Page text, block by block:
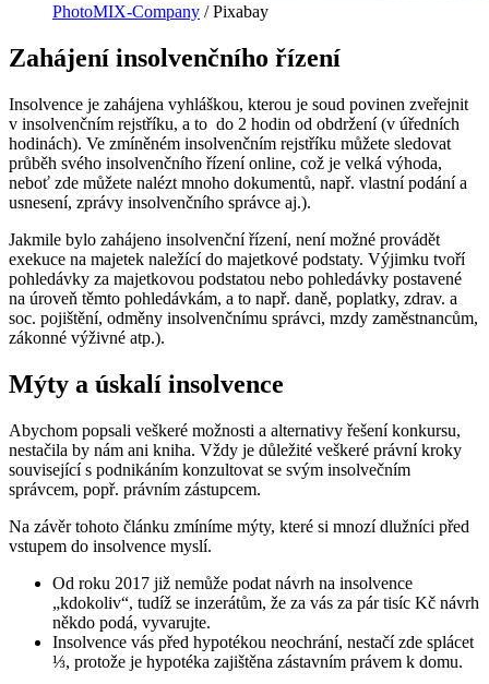
PhotoMIX-Company / Pixabay
Zahájení insolvenčního řízení
Insolvence je zahájena vyhláškou, kterou je soud povinen zveřejnit
v insolvenčním rejstříku, a to do 2 hodin od obdržení (v úředních
hodinách). Ve zmíněném insolvenčním rejstříku můžete sledovat
průběh svého insolvenčního řízení online, což je velká výhoda,
neboť zde můžete nalézt mnoho dokumentů, např. vlastní podání a
usnesení, zprávy insolvenčního správce aj.).
Jakmile bylo zahájeno insolvenční řízení, není možné provádět
exekuce na majetek naležící do majetkové podstaty. Výjimku tvoří
pohledávky za majetkovou podstatou nebo pohledávky postavené
na úroveň těmto pohledávkám, a to např. daně, poplatky, zdrav. a
soc. pojištění, odměny insolvenčnímu správci, mzdy zaměstnancům,
zákonné výživné atp.).
Mýty a úskalí insolvence
Abychom popsali veškeré možnosti a alternativy řešení konkursu,
nestačila by nám ani kniha. Vždy je důležité veškeré právní kroky
související s podnikáním konzultovat se svým insolvečním
správcem, popř. právním zástupcem.
Na závěr tohoto článku zmíníme mýty, které si mnozí dlužníci před
vstupem do insolvence myslí.
Od roku 2017 již nemůže podat návrh na insolvence
„kdokoliv“, tudíž se inzerátům, že za vás za pár tisíc Kč návrh
někdo podá, vyvarujte.
Insolvence vás před hypotékou neochrání, nestačí zde splácet
⅓, protože je hypotéka zajištěna zástavním právem k domu.